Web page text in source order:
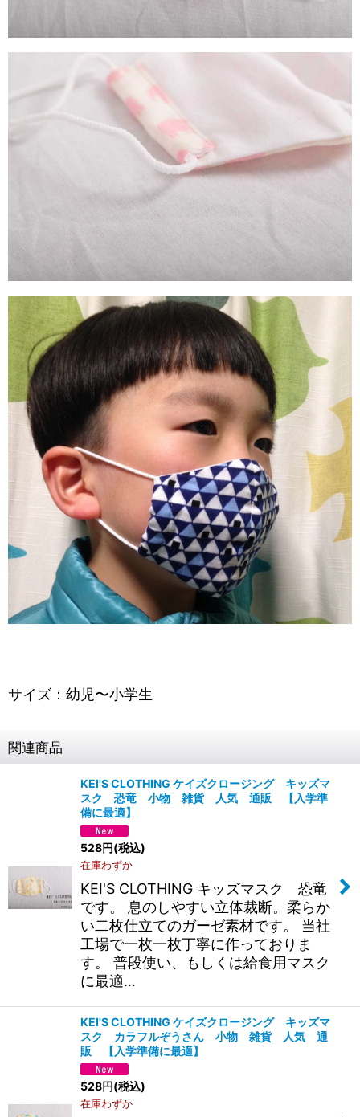
サイズ：幼児〜小学生
関連商品
KEI'S CLOTHING ケイズクロージング キッズマ
スク 恐竜 小物 雑貨 人気 通販 【入学準
備に最適】
528円(税込)
在庫わずか
KEI'S CLOTHING キッズマスク 恐竜
です。 息のしやすい立体裁断。柔らか
い二枚仕立てのガーゼ素材です。 当社
工場で一枚一枚丁寧に作っておりま
す。 普段使い、もしくは給食用マスク
に最適…
KEI'S CLOTHING ケイズクロージング キッズマ
スク カラフルぞうさん 小物 雑貨 人気 通
販 【入学準備に最適】
528円(税込)
在庫わずか